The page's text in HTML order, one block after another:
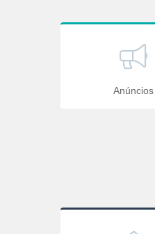
Anúncios